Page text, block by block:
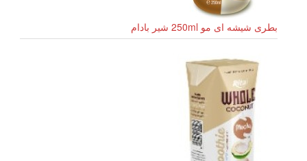
بطری شیشه ای مو 250ml شیر بادام